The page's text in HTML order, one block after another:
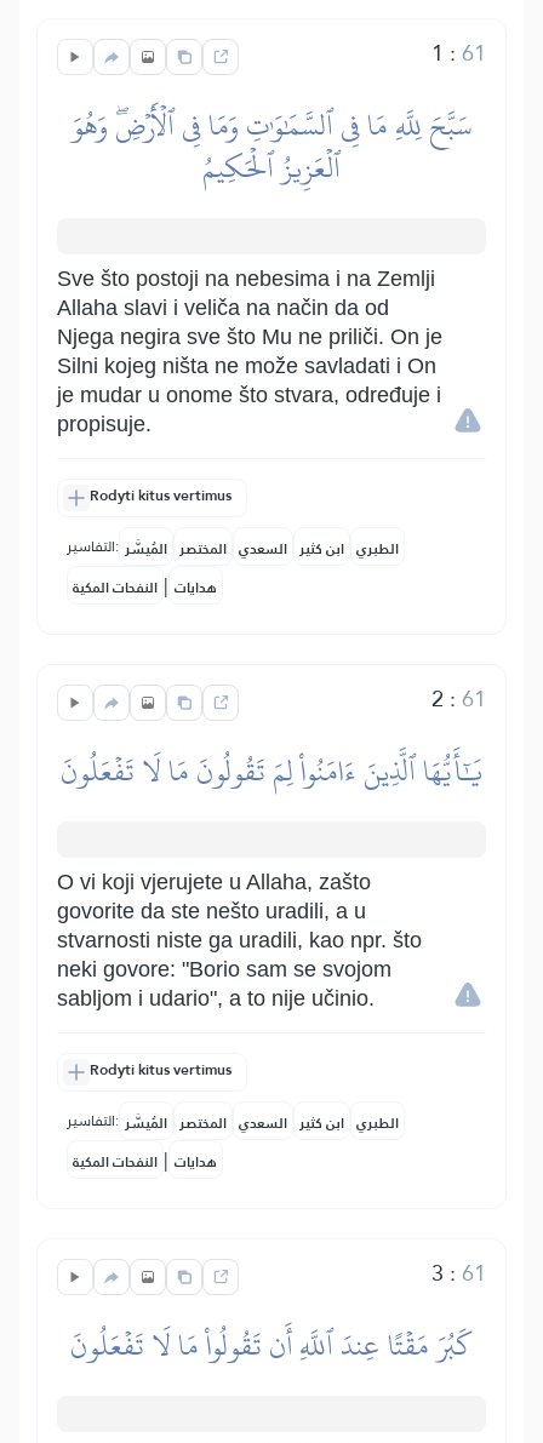
1 :61
سَبَّحَ لِلَّهِ مَا فِي ٱلسَّمَٰوَٰتِ وَمَا فِي ٱلۡأَرۡضِۖ وَهُوَ
ٱلۡعَزِيزُ ٱلۡحَكِيمُ
Sve što postoji na nebesima i na Zemlji
Allaha slavi i veliča na način da od
Njega negira sve što Mu ne priliči. On je
Silni kojeg ništa ne može savladati i On
je mudar u onome što stvara, određuje i
propisuje.
Rodyti kitus vertimus
التفاسير: المُيسَّر المختصر السعدي ابن كثير الطبري
النفحات المكية | هدايات
2 :61
يَٰٓأَيُّهَا ٱلَّذِينَ ءَامَنُواْ لِمَ تَقُولُونَ مَا لَا تَفۡعَلُونَ
O vi koji vjerujete u Allaha, zašto
govorite da ste nešto uradili, a u
stvarnosti niste ga uradili, kao npr. što
neki govore: "Borio sam se svojom
sabljom i udario", a to nije učinio.
Rodyti kitus vertimus
التفاسير: المُيسَّر المختصر السعدي ابن كثير الطبري
النفحات المكية | هدايات
3 :61
كَبُرَ مَقۡتًا عِندَ ٱللَّهِ أَن تَقُولُواْ مَا لَا تَفۡعَلُونَ